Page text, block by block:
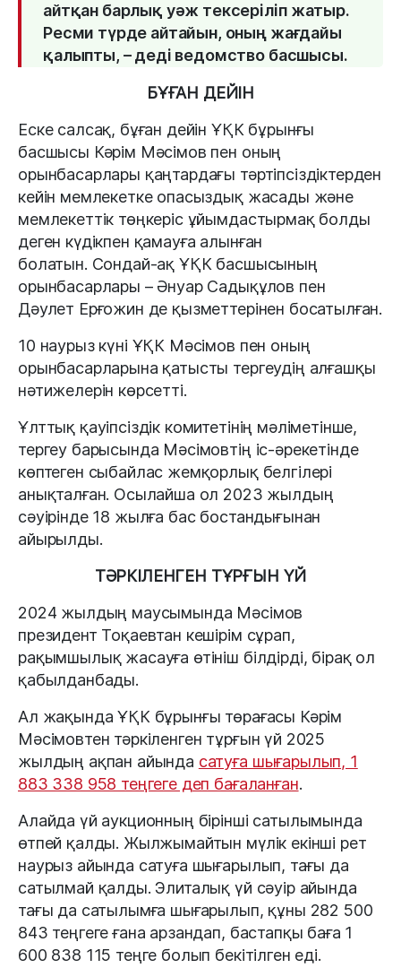
айтқан барлық уәж тексеріліп жатыр.
Ресми түрде айтайын, оның жағдайы
қалыпты, – деді ведомство басшысы.
БҰҒАН ДЕЙІН
Еске салсақ, бұған дейін ҰҚК бұрынғы
басшысы Кәрім Мәсімов пен оның
орынбасарлары қаңтардағы тәртіпсіздіктерден
кейін мемлекетке опасыздық жасады және
мемлекеттік төңкеріс ұйымдастырмақ болды
деген күдікпен қамауға алынған
болатын. Сондай-ақ ҰҚК басшысының
орынбасарлары – Әнуар Садықұлов пен
Дәулет Ерғожин де қызметтерінен босатылған.
10 наурыз күні ҰҚК Мәсімов пен оның
орынбасарларына қатысты тергеудің алғашқы
нәтижелерін көрсетті.
Ұлттық қауіпсіздік комитетінің мәліметінше,
тергеу барысында Мәсімовтің іс-әрекетінде
көптеген сыбайлас жемқорлық белгілері
анықталған. Осылайша ол 2023 жылдың
сәуірінде 18 жылға бас бостандығынан
айырылды.
ТӘРКІЛЕНГЕН ТҰРҒЫН ҮЙ
2024 жылдың маусымында Мәсімов
президент Тоқаевтан кешірім сұрап,
рақымшылық жасауға өтініш білдірді, бірақ ол
қабылданбады.
Ал жақында ҰҚК бұрынғы төрағасы Кәрім
Мәсімовтен тәркіленген тұрғын үй 2025
жылдың ақпан айында сатуға шығарылып, 1
883 338 958 теңгеге деп бағаланған.
Алайда үй аукционның бірінші сатылымында
өтпей қалды. Жылжымайтын мүлік екінші рет
наурыз айында сатуға шығарылып, тағы да
сатылмай қалды. Элиталық үй сәуір айында
тағы да сатылымға шығарылып, құны 282 500
843 теңгеге ғана арзандап, бастапқы баға 1
600 838 115 теңге болып бекітілген еді.